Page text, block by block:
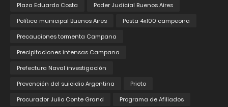
Plaza Eduardo Costa
Poder Judicial Buenos Aires
Política municipal Buenos Aires
Posta 4x100 campeona
Precauciones tormenta Campana
Precipitaciones intensas Campana
Prefectura Naval investigación
Prevención del suicidio Argentina
Prieto
Procurador Julio Conte Grand
Programa de Afiliados